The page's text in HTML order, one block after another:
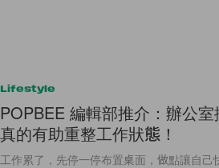
Lifestyle
POPBEE 編輯部推介：辦公室
真的有助重整工作狀態！
工作累了，先停一停布置桌面，做點讓自己